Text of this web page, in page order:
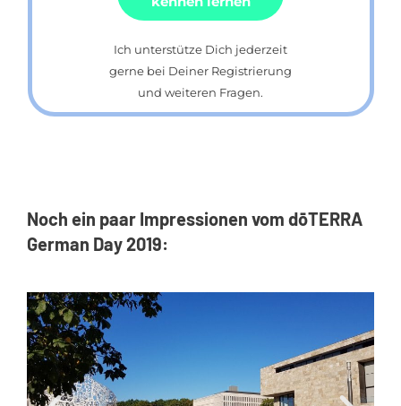
Ich un­ter­stüt­ze Dich je­der­zeit
ger­ne bei Dei­ner Re­gis­trie­rung
und wei­te­ren Fra­gen.
Noch ein paar Impressionen vom dōTERRA
German Day 2019: